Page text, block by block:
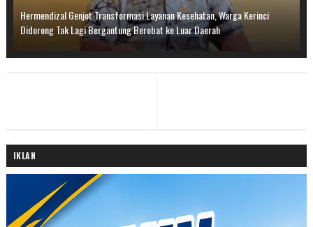
Hermendizal Genjot Transformasi Layanan Kesehatan, Warga Kerinci
Didorong Tak Lagi Bergantung Berobat ke Luar Daerah
IKLAN